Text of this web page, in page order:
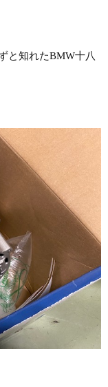
と知れたBMW十八